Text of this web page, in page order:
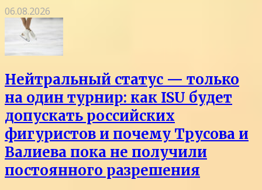
06.08.2026
Нейтральный статус — только
на один турнир: как ISU будет
допускать российских
фигуристов и почему Трусова и
Валиева пока не получили
постоянного разрешения